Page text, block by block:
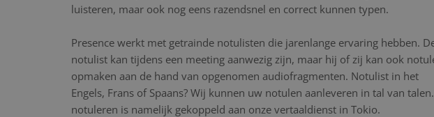
luisteren, maar ook nog eens razendsnel en correct kunnen typen.
Presence werkt met getrainde notulisten die jarenlange ervaring hebben.
notulist kan tijdens een meeting aanwezig zijn, maar hij of zij kan ook
opmaken aan de hand van opgenomen audiofragmenten. Notulist in het
Engels, Frans of Spaans? Wij kunnen uw notulen aanleveren in tal van
notuleren is namelijk gekoppeld aan onze vertaaldienst in Tokio.